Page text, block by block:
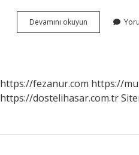
Devamını okuyun
Ne
https://fezanur.com https://
https://dostelihasar.com.tr